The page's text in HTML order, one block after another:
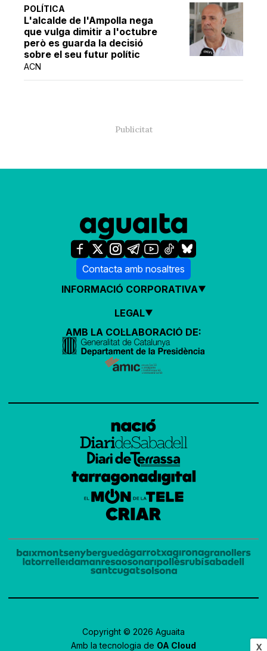
X
POLÍTICA
L'alcalde de l'Ampolla nega
que vulga dimitir a l'octubre
però es guarda la decisió
sobre el seu futur polític
ACN
Contacta amb nosaltres
INFORMACIÓ CORPORATIVA
LEGAL
AMB LA COL·LABORACIÓ DE:
Copyright © 2026 Aguaita
Amb la tecnologia de OA Cloud